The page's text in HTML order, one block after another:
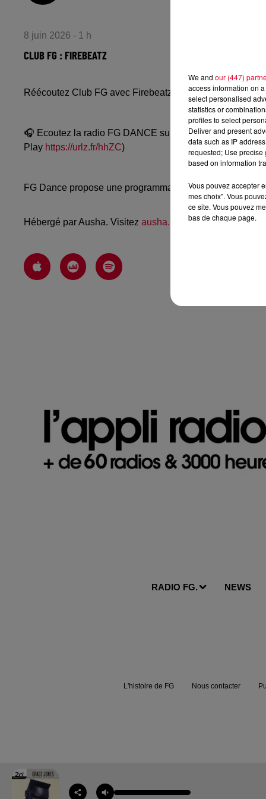
8 juin 2026 - 1 h
CLUB FG : FIREBEATZ
Réécoutez Club FG avec Firebeatz du dimanche 7 juin
🎧 Ecoutez la radio FG DANCE sur
www.radiofg.com/fg-
Play https://urlz.fr/hhZC)
FG Dance propose une programmation dance, EDM,
Hébergé par Ausha. Visitez ausha.co/politique-de-
RADIO FG. NEWS
L'histoire de FG Nous contacter
We and our (447)
access information on
select personalised
statistics or
profiles to select
Deliver and present
data such as IP
requested; Use precise
based on information
Vous pouvez accepter
mes choix". Vous
ce site. Vous pouvez
bas de chaque page.